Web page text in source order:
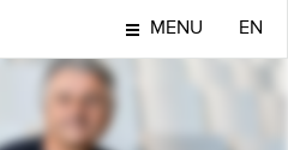
MENU EN